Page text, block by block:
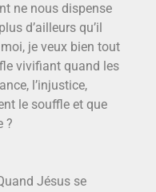
ne nous dispense
d’ailleurs qu’il
je veux bien tout
vivifiant quand les
l’injustice,
le souffle et que
?
Jésus se